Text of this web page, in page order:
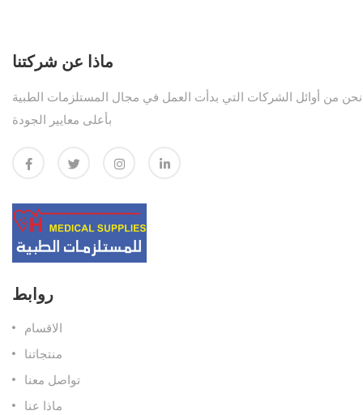
ماذا عن شركتنا
نحن من أوائل الشركات التي بدأت العمل في مجال المستلزمات الطبية
بأعلى معايير الجودة
روابط
الاقسام
منتجاتنا
تواصل معنا
ماذا عنا